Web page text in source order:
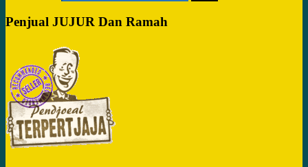
Penjual JUJUR Dan Ramah